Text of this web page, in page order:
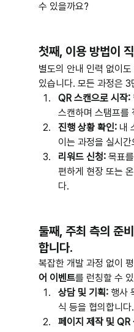
수 있을까요?
첫째, 이용 방법이
별도의 안내 인력 없이
있습니다. 모든 과정은 3
QR 스캔으로 시작:
스캔하며 스탬프를
진행 상황 확인: 내
이는 과정을 실시
리워드 신청: 목표
편하게 현장 또는
다.
둘째, 주최 측의 준
합니다.
복잡한 개발 과정 없이
어 이벤트를 런칭할 수
상담 및 기획: 행사
식 등을 협의합니다.
페이지 제작 및 QR